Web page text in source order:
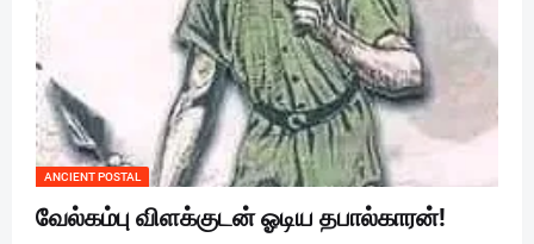
ANCIENT POSTAL
வேல்கம்பு விளக்குடன் ஓடிய தபால்காரன்!